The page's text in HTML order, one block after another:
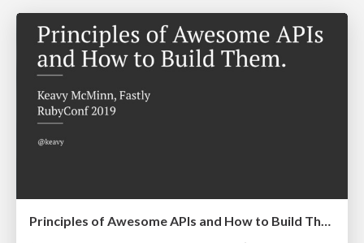
Principles of Awesome APIs and How to Build Them.